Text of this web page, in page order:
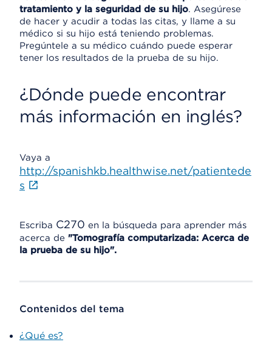
tratamiento y la seguridad de su hijo. Asegúrese
de hacer y acudir a todas las citas, y llame a su
médico si su hijo está teniendo problemas.
Pregúntele a su médico cuándo puede esperar
tener los resultados de la prueba de su hijo.
¿Dónde puede encontrar
más información en inglés?
Vaya a
http://spanishkb.healthwise.net/patientede
s
Escriba C270 en la búsqueda para aprender más
acerca de "Tomografía computarizada: Acerca de
la prueba de su hijo".
Contenidos del tema
¿Qué es?